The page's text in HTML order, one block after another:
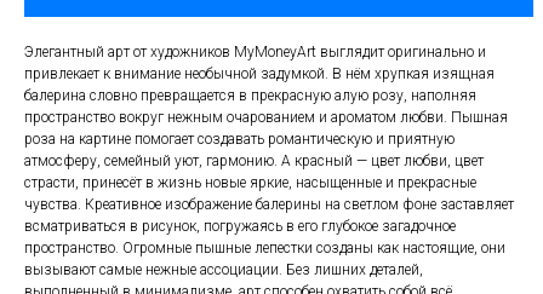
Элегантный арт от художников MyMoneyArt выглядит оригинально и
привлекает к внимание необычной задумкой. В нём хрупкая изящная
балерина словно превращается в прекрасную алую розу, наполняя
пространство вокруг нежным очарованием и ароматом любви. Пышная
роза на картине помогает создавать романтическую и приятную
атмосферу, семейный уют, гармонию. А красный — цвет любви, цвет
страсти, принесёт в жизнь новые яркие, насыщенные и прекрасные
чувства. Креативное изображение балерины на светлом фоне заставляет
всматриваться в рисунок, погружаясь в его глубокое загадочное
пространство. Огромные пышные лепестки созданы как настоящие, они
вызывают самые нежные ассоциации. Без лишних деталей,